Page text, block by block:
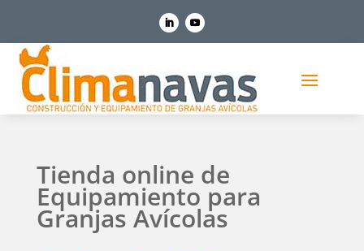
Tienda online de
Equipamiento para
Granjas Avícolas